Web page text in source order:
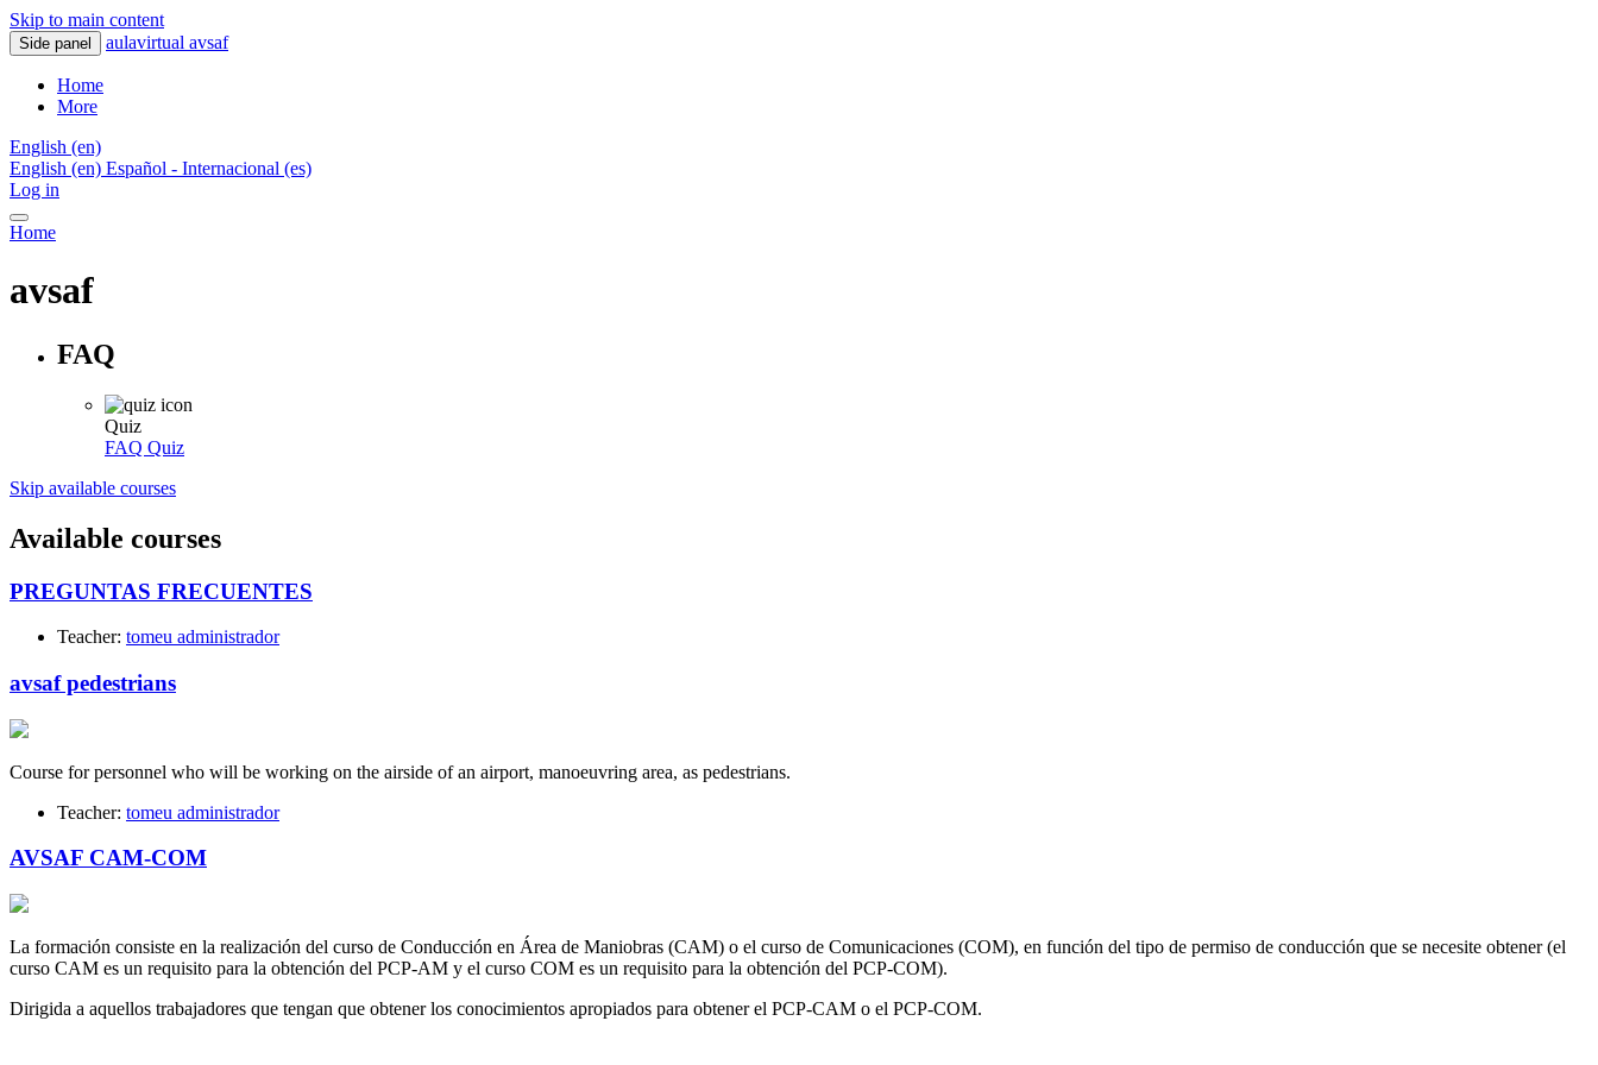
Skip to main content
Side panel aulavirtual avsaf
Home
More
English ‎(en)‎
English ‎(en)‎ Español - Internacional ‎(es)‎
Log in
Home
avsaf
FAQ
Quiz
FAQ Quiz
Skip available courses
Available courses
PREGUNTAS FRECUENTES
Teacher: tomeu administrador
avsaf pedestrians
Course for personnel who will be working on the airside of an airport, manoeuvring area, as pedestrians.
Teacher: tomeu administrador
AVSAF CAM-COM
La formación consiste en la realización del curso de Conducción en Área de Maniobras (CAM) o el curso de Comunicaciones (COM), en función del tipo de permiso de conducción que se necesite obtener (el
curso CAM es un requisito para la obtención del PCP-AM y el curso COM es un requisito para la obtención del PCP-COM).
Dirigida a aquellos trabajadores que tengan que obtener los conocimientos apropiados para obtener el PCP-CAM o el PCP-COM.